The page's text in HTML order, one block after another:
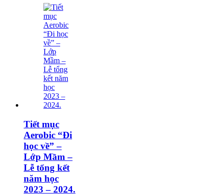
Tiết mục
Aerobic “Đi
học về” –
Lớp Mầm –
Lễ tổng kết
năm học
2023 – 2024.